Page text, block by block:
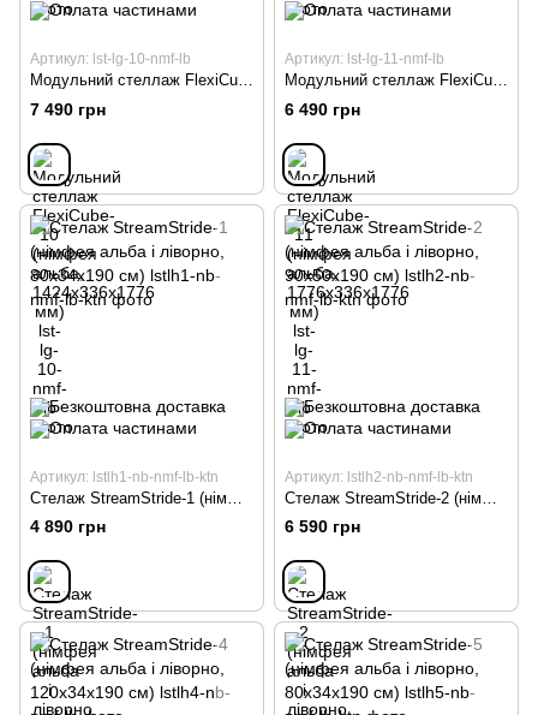
Артикул: lst-lg-10-nmf-lb
Модульний стеллаж FlexiCube-10 (німфея альба, 1424х336х1776 мм)
7 490 грн
Артикул: lst-lg-11-nmf-lb
Модульний стеллаж FlexiCube-11 (німфея альба, 1776х336х1776 мм)
6 490 грн
Артикул: lstlh1-nb-nmf-lb-ktn
4 890 грн
Артикул: lstlh2-nb-nmf-lb-ktn
6 590 грн